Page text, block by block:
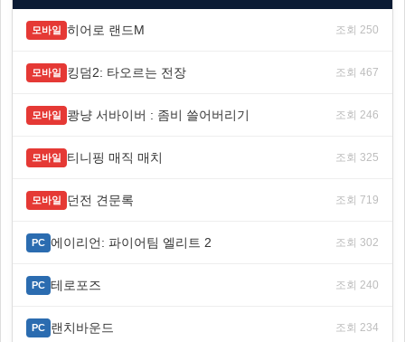
모바일 히어로 랜드M 조회 250
모바일 킹덤2: 타오르는 전장 조회 467
모바일 쾅냥 서바이버 : 좀비 쓸어버리기 조회 246
모바일 티니핑 매직 매치 조회 325
모바일 던전 견문록 조회 719
PC 에이리언: 파이어팀 엘리트 2 조회 302
PC 테로포즈 조회 240
PC 랜치바운드 조회 234